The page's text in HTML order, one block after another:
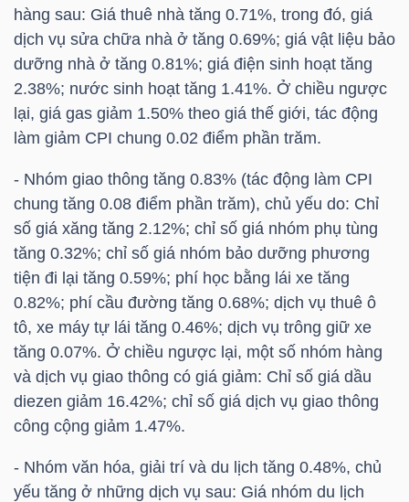
hàng sau: Giá thuê nhà tăng 0.71%, trong đó, giá
dịch vụ sửa chữa nhà ở tăng 0.69%; giá vật liệu bảo
dưỡng nhà ở tăng 0.81%; giá điện sinh hoạt tăng
2.38%; nước sinh hoạt tăng 1.41%. Ở chiều ngược
lại, giá gas giảm 1.50% theo giá thế giới, tác động
làm giảm CPI chung 0.02 điểm phần trăm.
- Nhóm giao thông tăng 0.83% (tác động làm CPI
chung tăng 0.08 điểm phần trăm), chủ yếu do: Chỉ
số giá xăng tăng 2.12%; chỉ số giá nhóm phụ tùng
tăng 0.32%; chỉ số giá nhóm bảo dưỡng phương
tiện đi lại tăng 0.59%; phí học bằng lái xe tăng
0.82%; phí cầu đường tăng 0.68%; dịch vụ thuê ô
tô, xe máy tự lái tăng 0.46%; dịch vụ trông giữ xe
tăng 0.07%. Ở chiều ngược lại, một số nhóm hàng
và dịch vụ giao thông có giá giảm: Chỉ số giá dầu
diezen giảm 16.42%; chỉ số giá dịch vụ giao thông
công cộng giảm 1.47%.
- Nhóm văn hóa, giải trí và du lịch tăng 0.48%, chủ
yếu tăng ở những dịch vụ sau: Giá nhóm du lịch
TÀI
CHÍNH
CÁ
NHÂN
PHÂN
TÍCH
VIETSTOCKFINANCE
VĨ
NGÀNH